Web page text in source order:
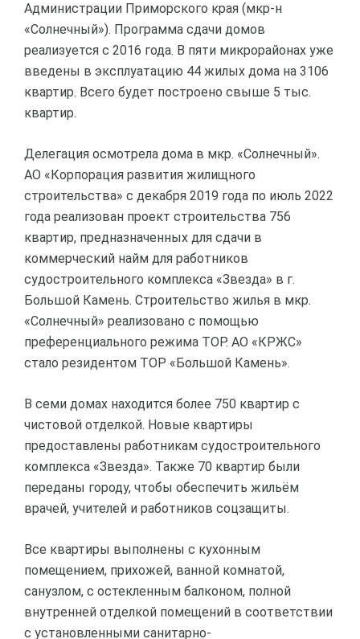
Администрации Приморского края (мкр-н
«Солнечный»). Программа сдачи домов
реализуется с 2016 года. В пяти микрорайонах уже
введены в эксплуатацию 44 жилых дома на 3106
квартир. Всего будет построено свыше 5 тыс.
квартир.
Делегация осмотрела дома в мкр. «Солнечный».
АО «Корпорация развития жилищного
строительства» с декабря 2019 года по июль 2022
года реализован проект строительства 756
квартир, предназначенных для сдачи в
коммерческий найм для работников
судостроительного комплекса «Звезда» в г.
Большой Камень. Строительство жилья в мкр.
«Солнечный» реализовано с помощью
преференциального режима ТОР. АО «КРЖС»
стало резидентом ТОР «Большой Камень».
В семи домах находится более 750 квартир с
чистовой отделкой. Новые квартиры
предоставлены работникам судостроительного
комплекса «Звезда». Также 70 квартир были
переданы городу, чтобы обеспечить жильём
врачей, учителей и работников соцзащиты.
Все квартиры выполнены с кухонным
помещением, прихожей, ванной комнатой,
санузлом, c остекленным балконом, полной
внутренней отделкой помещений в соответствии
с установленными санитарно-